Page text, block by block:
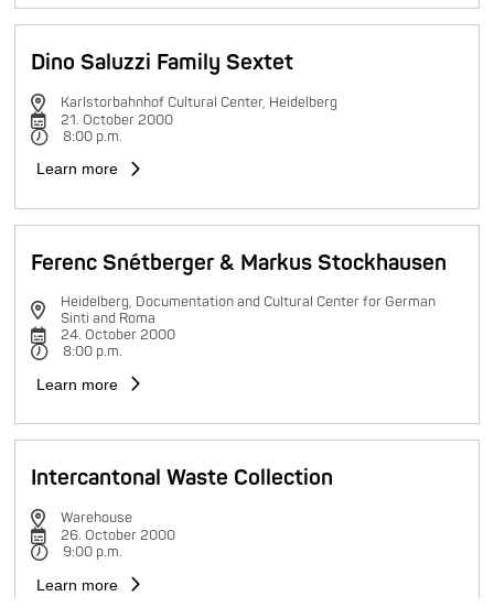
Dino Saluzzi Family Sextet
Karlstorbahnhof Cultural Center, Heidelberg
21. October 2000
8:00 p.m.
Learn more
Ferenc Snétberger & Markus Stockhausen
Heidelberg, Documentation and Cultural Center for German
Sinti and Roma
24. October 2000
8:00 p.m.
Learn more
Intercantonal Waste Collection
Warehouse
26. October 2000
9:00 p.m.
Learn more